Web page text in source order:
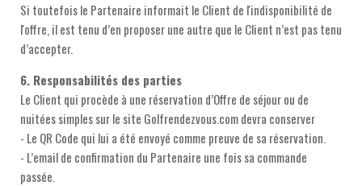
Si toutefois le Partenaire informait le Client de l'indisponibilité de
l'offre, il est tenu d’en proposer une autre que le Client n’est pas tenu
d’accepter.
6. Responsabilités des parties
Le Client qui procède à une réservation d’Offre de séjour ou de
nuitées simples sur le site Golfrendezvous.com devra conserver
- Le QR Code qui lui a été envoyé comme preuve de sa réservation.
- L’email de confirmation du Partenaire une fois sa commande
passée.